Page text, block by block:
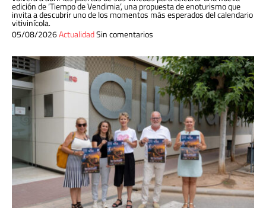
edición de ‘Tiempo de Vendimia’, una propuesta de enoturismo que
invita a descubrir uno de los momentos más esperados del calendario
vitivinícola.
05/08/2026ActualidadSin comentarios